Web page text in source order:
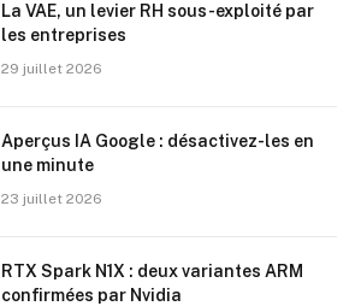
La VAE, un levier RH sous-exploité par
les entreprises
29 juillet 2026
Aperçus IA Google : désactivez-les en
une minute
23 juillet 2026
RTX Spark N1X : deux variantes ARM
confirmées par Nvidia